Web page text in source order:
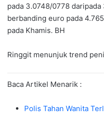
pada 3.0748/0778
berbanding euro pada
pada Khamis. BH
Ringgit menunjuk trend
Baca Artikel Menarik :
Polis Tahan Wanita